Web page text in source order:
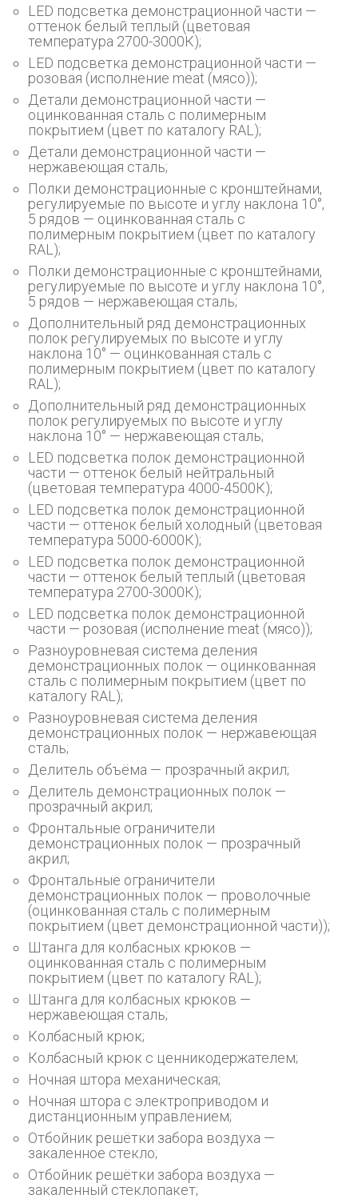
LED подсветка демонстрационной части —
оттенок белый теплый (цветовая
температура 2700-3000К);
LED подсветка демонстрационной части —
розовая (исполнение meat (мясо));
Детали демонстрационной части —
оцинкованная сталь с полимерным
покрытием (цвет по каталогу RAL);
Детали демонстрационной части —
нержавеющая сталь;
Полки демонстрационные с кронштейнами,
регулируемые по высоте и углу наклона 10°,
5 рядов — оцинкованная сталь с
полимерным покрытием (цвет по каталогу
RAL);
Полки демонстрационные с кронштейнами,
регулируемые по высоте и углу наклона 10°,
5 рядов — нержавеющая сталь;
Дополнительный ряд демонстрационных
полок регулируемых по высоте и углу
наклона 10° — оцинкованная сталь с
полимерным покрытием (цвет по каталогу
RAL);
Дополнительный ряд демонстрационных
полок регулируемых по высоте и углу
наклона 10° — нержавеющая сталь;
LED подсветка полок демонстрационной
части — оттенок белый нейтральный
(цветовая температура 4000-4500К);
LED подсветка полок демонстрационной
части — оттенок белый холодный (цветовая
температура 5000-6000К);
LED подсветка полок демонстрационной
части — оттенок белый теплый (цветовая
температура 2700-3000К);
LED подсветка полок демонстрационной
части — розовая (исполнение meat (мясо));
Разноуровневая система деления
демонстрационных полок — оцинкованная
сталь с полимерным покрытием (цвет по
каталогу RAL);
Разноуровневая система деления
демонстрационных полок — нержавеющая
сталь;
Делитель объёма — прозрачный акрил;
Делитель демонстрационных полок —
прозрачный акрил;
Фронтальные ограничители
демонстрационных полок — прозрачный
акрил;
Фронтальные ограничители
демонстрационных полок — проволочные
(оцинкованная сталь с полимерным
покрытием (цвет демонстрационной части));
Штанга для колбасных крюков —
оцинкованная сталь с полимерным
покрытием (цвет по каталогу RAL);
Штанга для колбасных крюков —
нержавеющая сталь;
Колбасный крюк;
Колбасный крюк с ценникодержателем;
Ночная штора механическая;
Ночная штора с электроприводом и
дистанционным управлением;
Отбойник решётки забора воздуха —
закаленное стекло;
Отбойник решётки забора воздуха —
закаленный стеклопакет;